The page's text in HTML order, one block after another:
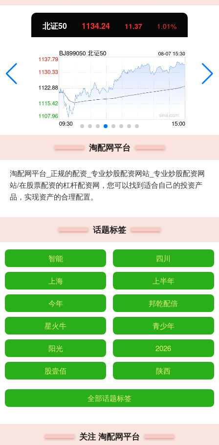
北证50 1134.24 11.37 1.01%
淘配网平台
淘配网平台_正规的配资_专业炒股配资网站_专业炒股配资网
站/在股票配资的杠杆配资网，您可以找到适合自己的投资产
品，实现资产的合理配置。
话题标签
智能 四川
上海 上半年
今年 邦乾配倍
星火牛 青少年
阳光 2026
股壹佰 陕西
全部话题标签
关注 淘配网平台